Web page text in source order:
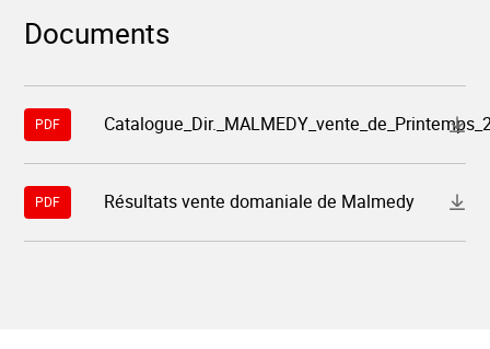
Documents
Télécharger
le
"9048-
catalogue-
dir-
malmedy-
vente-
PDF
Télécharger
le
"9048-
PDF Résultats vente domaniale de Malmedy